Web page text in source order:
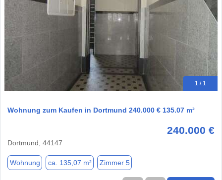
1 / 1
Wohnung zum Kaufen in Dortmund 240.000 € 135.07 m²
240.000 €
Dortmund, 44147
Wohnung ca. 135,07 m² Zimmer 5